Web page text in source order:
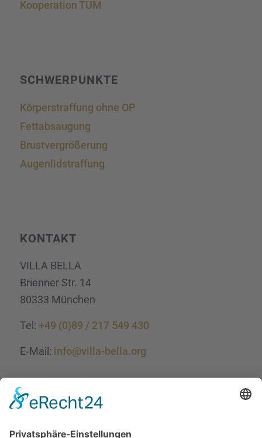
Koope­ra­tion TUM
SCHWER­PUNKTE
Körper­straf­fung ohne OP
Fettab­sau­gung
Brust­ver­grö­ße­rung
Augen­lid­s­traf­fung
KONTAKT
VILLA BELLA
Brien­ner Str. 14
80333 München
Tel: +49 (0)89 / 217 549 430
E‑Mail: info@villa-bella.org
ÖFFNUNGS­ZEI­TEN